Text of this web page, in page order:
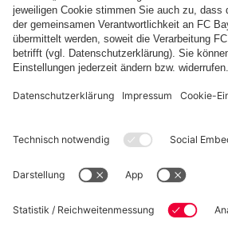
Basketball Frauen Handball Kegeln
Tischtennis
Impressum
Datenschutz Nutzungsbedingungen
Cookie Einstellungen